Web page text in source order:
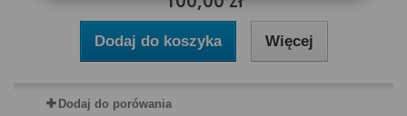
Dodaj do koszyka Więcej
Dodaj do porówania